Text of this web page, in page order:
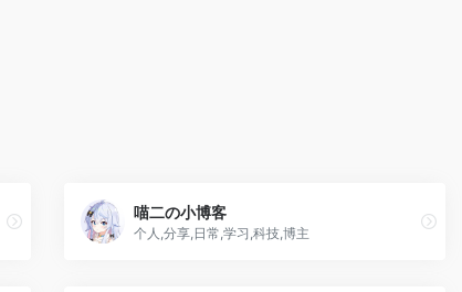
喵二の小博客
个人,分享,日常,学习,科技,博主